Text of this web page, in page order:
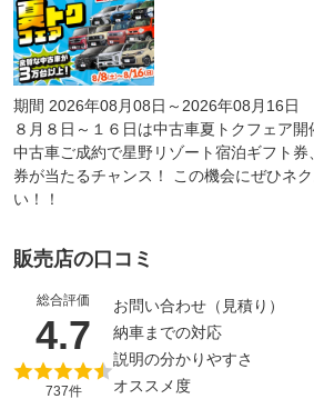
期間 2026年08月08日～2026年08月16日
８月８日～１６日は中古車夏トクフェア
中古車ご成約で星野リゾート宿泊ギフト券
券が当たるチャンス！ この機会にぜひネ
い！！
販売店の口コミ
総合評価
4.7 （5点満点中
737件
お問い合わせ（見積り）
納車までの対応
説明の分かりやすさ
オススメ度